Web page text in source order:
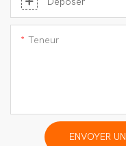
Teneur
ENVOYER